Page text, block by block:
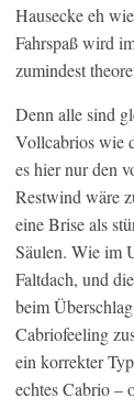
Hausecke eh
Fahrspaß wird
zumindest
Denn alle sind
Vollcabrios wie
es hier nur den
Restwind wäre
eine Brise als
Säulen. Wie im
Faltdach, und
beim
Cabriofeeling
ein korrekter
echtes Cabrio –